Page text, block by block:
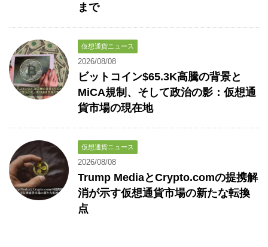
まで
仮想通貨ニュース
2026/08/08
ビットコイン$65.3K高騰の背景と
MiCA規制、そして政治の影：仮想通
貨市場の現在地
仮想通貨ニュース
2026/08/08
Trump MediaとCrypto.comの提携解
消が示す仮想通貨市場の新たな転換
点